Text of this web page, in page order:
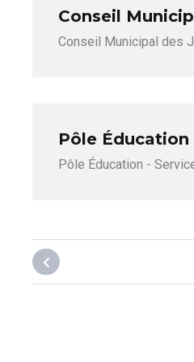
Conseil
Conseil Municipal des
Pôle
Pôle Éducation -